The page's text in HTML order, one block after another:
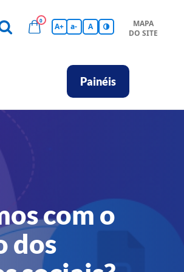
Hub de Conhecimentos
0
A+ a- A
MAPA
DO SITE
Painéis
com o
dos